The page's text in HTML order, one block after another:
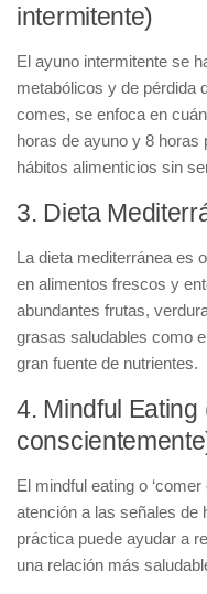
intermitente)
El ayuno intermitente se
metabólicos y de pérdida
comes, se enfoca en
horas de ayuno y 8 horas
hábitos alimenticios sin
3. Dieta
La dieta mediterránea es
en alimentos frescos y
abundantes frutas,
grasas saludables como
gran fuente de nutrientes.
4. Mindful Eating
El mindful eating o
atención a las señales de
práctica puede ayudar a
una relación más